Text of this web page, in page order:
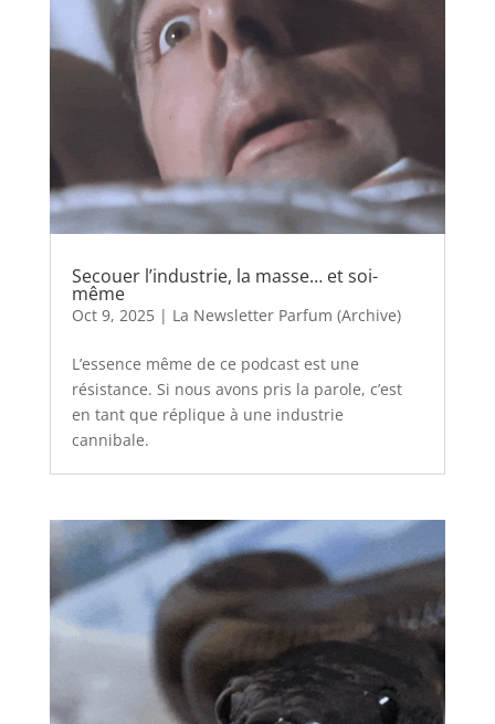
Secouer l’industrie, la masse… et soi-
même
Oct 9, 2025| La Newsletter Parfum (Archive)
L’essence même de ce podcast est une
résistance. Si nous avons pris la parole, c’est
en tant que réplique à une industrie
cannibale.